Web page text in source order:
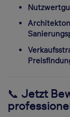
📞 Jetzt